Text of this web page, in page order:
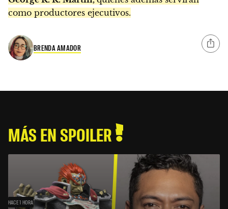
como productores ejecutivos.
BRENDA AMADOR
MÁS EN SPOILER
HACE 1 HORA